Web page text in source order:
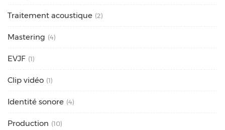
Traitement acoustique (2)
Mastering (4)
EVJF (1)
Clip vidéo (1)
Identité sonore (4)
Production (10)